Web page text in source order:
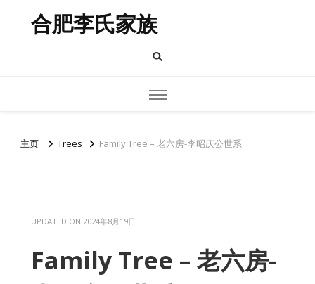
合肥李氏家族
主页 Trees Family Tree – 老六房-李昭庆公世系
UPDATED ON 2024年8月19日
Family Tree – 老六房-